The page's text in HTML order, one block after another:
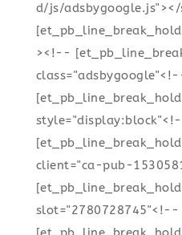
d/js/
><!--
client="ca-pub-
slot="2780728745"<!--